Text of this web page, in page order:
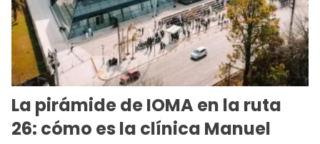
La pirámide de IOMA en la ruta
26: cómo es la clínica Manuel